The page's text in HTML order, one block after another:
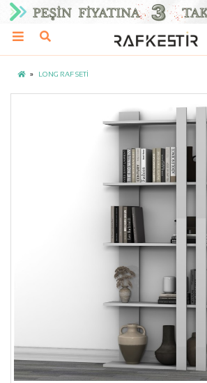
LONG RAF SETİ